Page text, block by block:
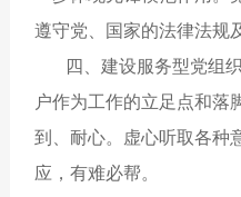
遵守党、国家的法律法规
四、建设服务型党组
户作为工作的立足点和落
到、耐心。虚心听取各种
应，有难必帮。